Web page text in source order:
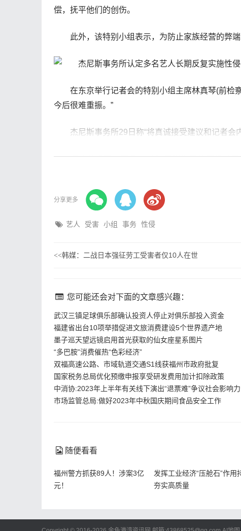
偿，抚平他们的创伤。
此外，该特别小组表示，为防止家族经营的弊
在东京举行记者会的特别小组主席林真琴(前检
今后很难重振。”
杰尼斯事务所29日称“将真诚接受建议和记者会
据此前报道，喜多川1931年出生于美国洛杉
文章来源:https://www.chinanews.com.cn/gj/
分享更多
艺人 受害 小组 事务 性侵
<<韩媒：二战日本强征劳工受害者仅10人在世
您可能还会对下面的文章感兴趣：
武汉三镇足球俱乐部确认投资人停止对俱乐部投入资金
福建省出台10项举措促进文旅消费建设5个世界遗产地
墨子巡天望远镜启用首光获取的仙女座星系图片
“多巴胺”消费催热“色彩经济”
双福高速公路、市域轨道交通S1线获福州市政府批复
国家税务总局优化预缴申报享受研发费用加计扣除政策
中消协:2023年上半年有关线下演出“退票难”争议社会影响力
市场监管总局:做好2023年中秋国庆期间食品安全工作
随便看看
福州警方抓获89人！涉案3亿
元！
发挥工业经济“压舱石”作用
夯实高质量